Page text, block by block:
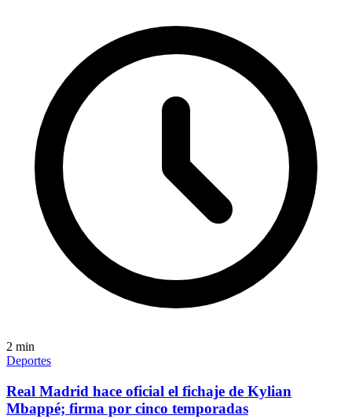
2 min
Deportes
Real Madrid hace oficial el fichaje de Kylian
Mbappé; firma por cinco temporadas